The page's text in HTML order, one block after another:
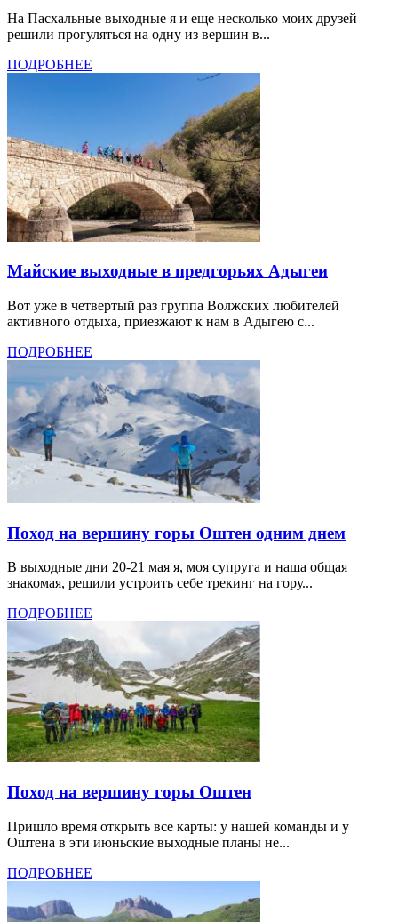
На Пасхальные выходные я и еще несколько моих друзей
решили прогуляться на одну из вершин в...
ПОДРОБНЕЕ
Майские выходные в предгорьях Адыгеи
Вот уже в четвертый раз группа Волжских любителей
активного отдыха, приезжают к нам в Адыгею с...
ПОДРОБНЕЕ
Поход на вершину горы Оштен одним днем
В выходные дни 20-21 мая я, моя супруга и наша общая
знакомая, решили устроить себе трекинг на гору...
ПОДРОБНЕЕ
Поход на вершину горы Оштен
Пришло время открыть все карты: у нашей команды и у
Оштена в эти июньские выходные планы не...
ПОДРОБНЕЕ